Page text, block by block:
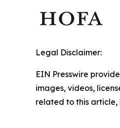
Legal Disclaimer:
EIN Presswire
images, videos,
related to this